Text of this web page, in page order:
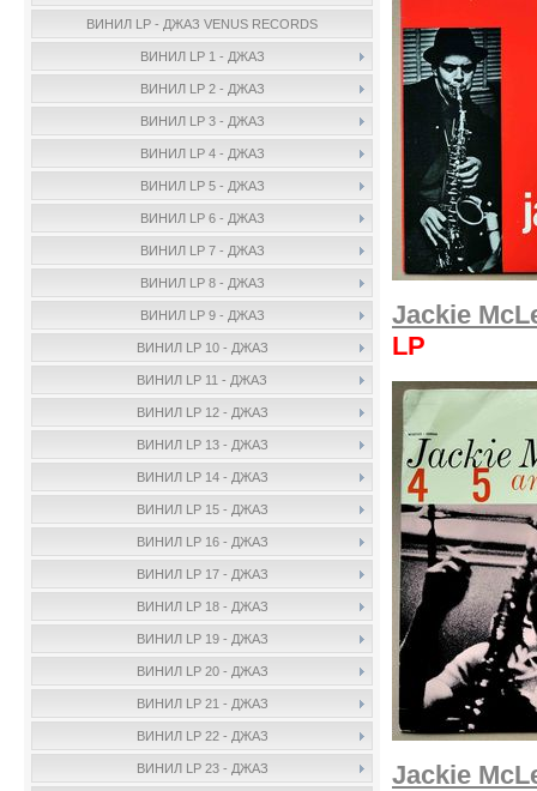
ВИНИЛ LP - ДЖАЗ VENUS RECORDS
ВИНИЛ LP 1 - ДЖАЗ
ВИНИЛ LP 2 - ДЖАЗ
ВИНИЛ LP 3 - ДЖАЗ
ВИНИЛ LP 4 - ДЖАЗ
ВИНИЛ LP 5 - ДЖАЗ
ВИНИЛ LP 6 - ДЖАЗ
ВИНИЛ LP 7 - ДЖАЗ
ВИНИЛ LP 8 - ДЖАЗ
ВИНИЛ LP 9 - ДЖАЗ
ВИНИЛ LP 10 - ДЖАЗ
ВИНИЛ LP 11 - ДЖАЗ
ВИНИЛ LP 12 - ДЖАЗ
ВИНИЛ LP 13 - ДЖАЗ
ВИНИЛ LP 14 - ДЖАЗ
ВИНИЛ LP 15 - ДЖАЗ
ВИНИЛ LP 16 - ДЖАЗ
ВИНИЛ LP 17 - ДЖАЗ
ВИНИЛ LP 18 - ДЖАЗ
ВИНИЛ LP 19 - ДЖАЗ
ВИНИЛ LP 20 - ДЖАЗ
ВИНИЛ LP 21 - ДЖАЗ
ВИНИЛ LP 22 - ДЖАЗ
ВИНИЛ LP 23 - ДЖАЗ
Jackie
LP
Jackie